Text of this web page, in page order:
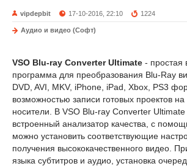
vipdepbit 17-10-2016, 22:10 1224
Аудио и видео (Софт)
VSO Blu-ray Converter Ultimate - простая
программа для преобразования Blu-Ray
DVD, AVI, MKV, iPhone, iPad, Xbox, PS3
возможностью записи готовых проектов на
носители. В VSO Blu-ray Converter Ultimate
встроенный анализатор качества, с
можно установить соответствующие
получения высококачественного видео.
языка субтитров и аудио, установка